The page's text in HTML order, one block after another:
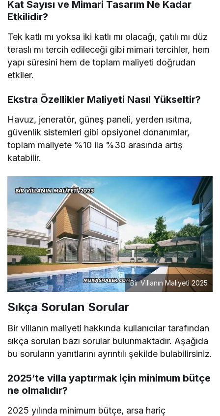
Kat Sayısı ve Mimari Tasarım Ne Kadar
Etkilidir?
Tek katlı mı yoksa iki katlı mı olacağı, çatılı mı düz
teraslı mı tercih edileceği gibi mimari tercihler, hem
yapı süresini hem de toplam maliyeti doğrudan
etkiler.
Ekstra Özellikler Maliyeti Nasıl Yükseltir?
Havuz, jeneratör, güneş paneli, yerden ısıtma,
güvenlik sistemleri gibi opsiyonel donanımlar,
toplam maliyete %10 ila %30 arasında artış
katabilir.
Bir Villanın Maliyeti 2025
Sıkça Sorulan Sorular
Bir villanın maliyeti hakkında kullanıcılar tarafından
sıkça sorulan bazı sorular bulunmaktadır. Aşağıda
bu soruların yanıtlarını ayrıntılı şekilde bulabilirsiniz.
2025’te villa yaptırmak için minimum bütçe
ne olmalıdır?
2025 yılında minimum bütçe, arsa hariç